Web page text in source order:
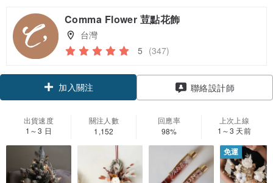
Comma Flower 荳點花飾
台灣
5 (347)
加入關注 聯絡設計師
出貨速度
1～3 日
關注人數
1,152
回應率
98%
上次上線
1～3 天前
免運